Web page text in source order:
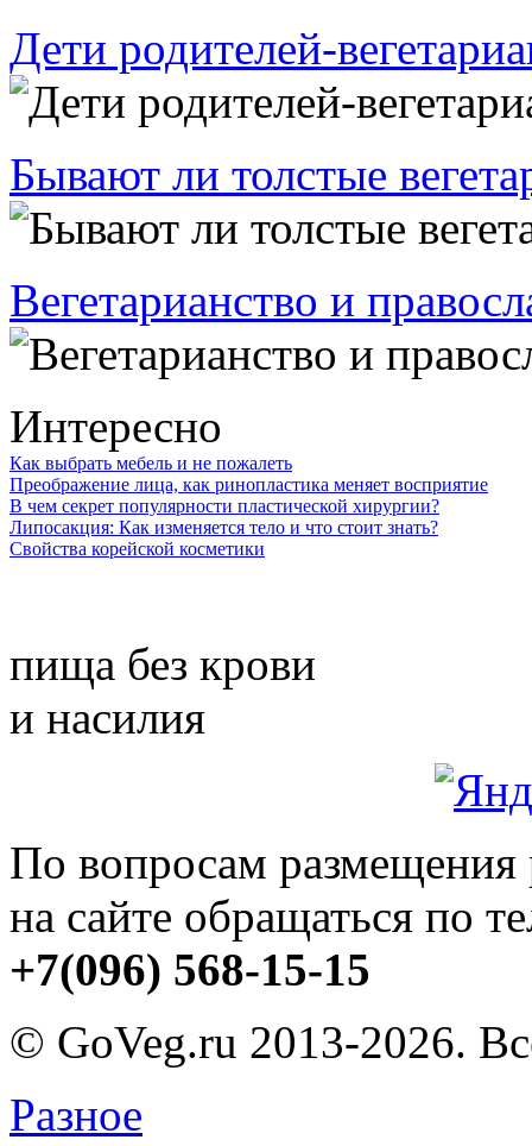
Дети родителей-
Бывают ли толстые
Вегетарианство и
Интересно
Как выбрать мебель и не пожалеть
Преображение лица, как ринопластика меняет восприятие
В чем секрет популярности пластической хирургии?
Липосакция: Как изменяется тело и что стоит знать?
Свойства корейской косметики
пища без крови
и насилия
По вопросам размещения
на сайте обращаться по
+7(096) 568-15-15
© GoVeg.ru 2013-2026.
Разное